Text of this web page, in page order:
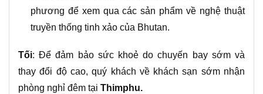
phương để xem qua các sản phẩm về nghệ thuật
truyền thống tinh xảo của Bhutan.
Tối: Để đảm bảo sức khoẻ do chuyến bay sớm và
thay đổi độ cao, quý khách về khách sạn sớm nhận
phòng nghỉ đêm tại Thimphu.